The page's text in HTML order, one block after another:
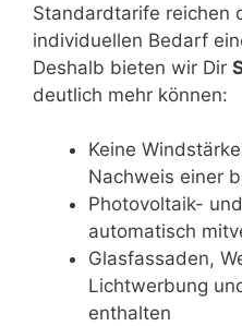
Standardtarife reichen
individuellen Bedarf
Deshalb bieten wir Dir
deutlich mehr können:
Keine
Nachweis einer
Photovoltaik-
automatisch
Glasfassaden,
Lichtwerbung
enthalten